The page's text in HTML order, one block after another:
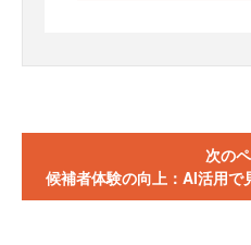
次の
候補者体験の向上：AI活用